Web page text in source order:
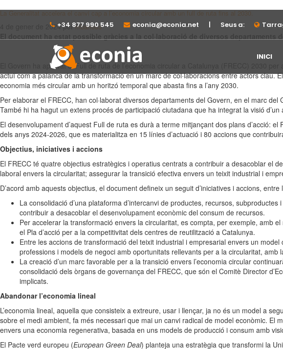
+34 877 990 545⁠⁠⁠⁠ econia@econia.net | Seus a:
INICI
La Generalitat accelera el canvi cap a l’economia circular amb un full de ruta fins al 2030.
4 de gener de 2024permbarroso
El Govern ha aprovat el Full de ruta de l’economia circular a Catalunya (FRECC) 2030
actuï com a palanca de la transformació en un marc de col·laboracions entre actors
economia més circular amb un horitzó temporal que abasta fins a l’any 2030.
Per elaborar el FRECC, han col·laborat diversos departaments del Govern, en el marc
També hi ha hagut un extens procés de participació ciutadana que ha integrat la visió d’un
El desenvolupament d’aquest Full de ruta es durà a terme mitjançant dos plans d’acció:
dels anys 2024-2026, que es materialitza en 15 línies d’actuació i 80 accions que
Objectius, iniciatives i accions
El FRECC té quatre objectius estratègics i operatius centrats a contribuir a desacoblar el
laboral envers la circularitat; assegurar la transició efectiva envers un teixit industrial i
D’acord amb aquests objectius, el document defineix un seguit d’iniciatives i accions,
La consolidació d’una plataforma d’intercanvi de productes, recursos,
contribuir a desacoblar el desenvolupament econòmic del consum de recursos.
Per accelerar la transformació envers la circularitat, es compta, per exemple, amb
el Pla d’acció per a la competitivitat dels centres de reutilització a Catalunya.
Entre les accions de transformació del teixit industrial i empresarial envers un model
professions i models de negoci amb oportunitats rellevants per a la circularitat, amb
La creació d’un marc favorable per a la transició envers l’economia circular
consolidació dels òrgans de governança del FRECC, que són el Comitè Director
implicats.
Abandonar l’economia lineal
L’economia lineal, aquella que consisteix a extreure, usar i llençar, ja no és un model a
sobre el medi ambient, fa més necessari que mai un canvi radical de model econòmic. El
envers una economia regenerativa, basada en uns models de producció i consum amb
El Pacte verd europeu (European Green Deal) planteja una estratègia que transformi la